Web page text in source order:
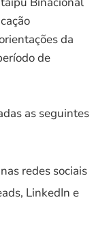
da
de
as seguintes
redes sociais
LinkedIn e